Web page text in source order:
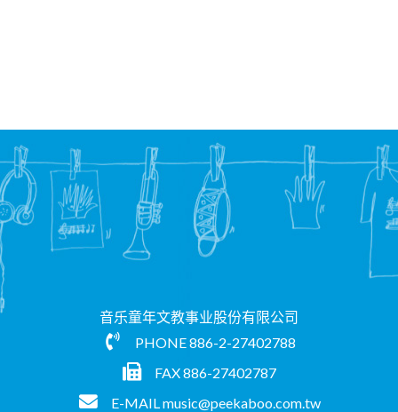
音乐童年文教事业股份有限公司
PHONE886-2-27402788
FAX 886-27402787
E-MAIL music@peekaboo.com.tw